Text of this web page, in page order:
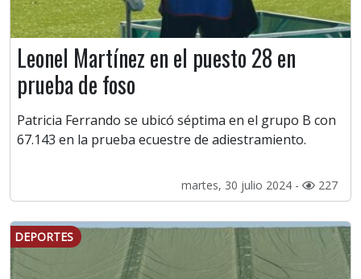
Leonel Martínez en el puesto 28 en
prueba de foso
Patricia Ferrando se ubicó séptima en el grupo B con
67.143 en la prueba ecuestre de adiestramiento.
martes, 30 julio 2024 - 227
DEPORTES